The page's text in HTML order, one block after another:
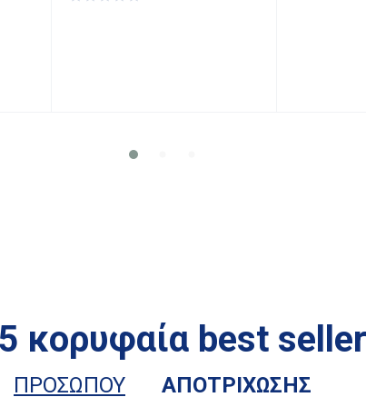
κορυφαία best
ΠΡΟΣΩΠΟΥ ΑΠΟΤΡΙΧΩΣΗΣ